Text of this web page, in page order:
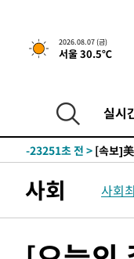
2026.08.07 (금)
서울 30.5℃
실시
-19102초 전 >[속보]
-29572초 전 >
입추
-24536초 전 >
례 큰 폭발음
-23251초 전 > [속보]
-19102초 전 >
[속보]
-30274초 전 >시리아
사회 사회